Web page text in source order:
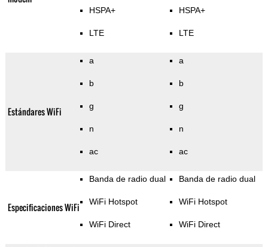
HSPA+
LTE
HSPA+
LTE
Estándares WiFi
a
b
g
n
ac
a
b
g
n
ac
Especificaciones WiFi
Banda de radio dual
WiFi Hotspot
WiFi Direct
Banda de radio dual
WiFi Hotspot
WiFi Direct